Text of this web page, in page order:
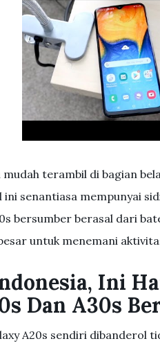
mudah terambil di bagian
senantiasa mempunyai
bersumber berasal dari
untuk menemani
Ini
Dan A30s
A20s sendiri dibanderol